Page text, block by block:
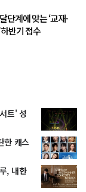
단계에 맞는 ‘교재·
반기 접수
트' 성
한 캐스
, 내한